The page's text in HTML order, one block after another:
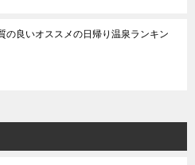
の良いオススメの日帰り温泉ランキン